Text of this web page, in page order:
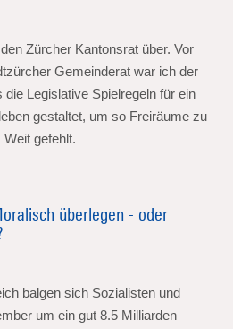
Zürcher Kantonsrat über. Vor
Gemeinderat war ich der
Legislative Spielregeln für ein
gestaltet, um so Freiräume zu
gefehlt.
überlegen - oder
balgen sich Sozialisten und
um ein gut 8.5 Milliarden